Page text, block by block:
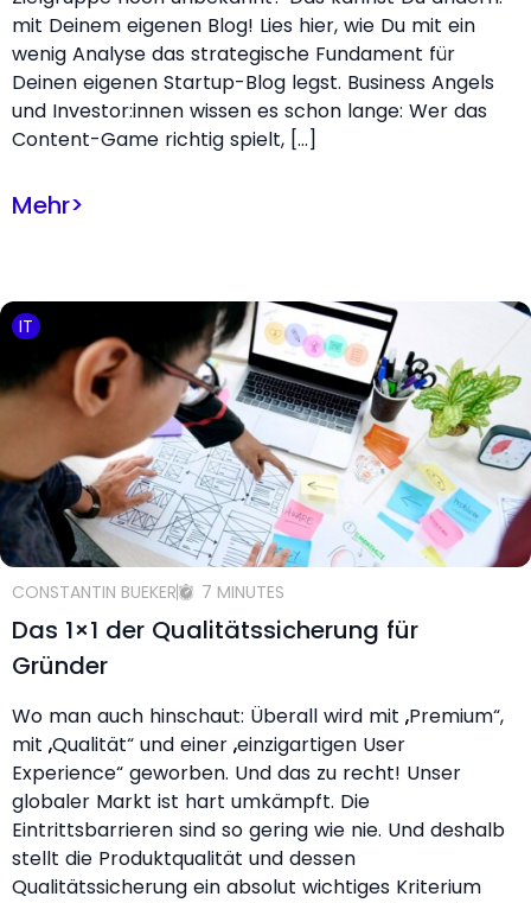
mit Deinem eigenen Blog! Lies hier, wie Du mit ein
wenig Analyse das strategische Fundament für
Deinen eigenen Startup-Blog legst. Business Angels
und Investor:innen wissen es schon lange: Wer das
Content-Game richtig spielt, […]
Mehr>
IT
CONSTANTIN BUEKER 7 MINUTES
Das 1×1 der Qualitätssicherung für
Gründer
Wo man auch hinschaut: Überall wird mit „Premium“,
mit „Qualität“ und einer „einzigartigen User
Experience“ geworben. Und das zu recht! Unser
globaler Markt ist hart umkämpft. Die
Eintrittsbarrieren sind so gering wie nie. Und deshalb
stellt die Produktqualität und dessen
Qualitätssicherung ein absolut wichtiges Kriterium